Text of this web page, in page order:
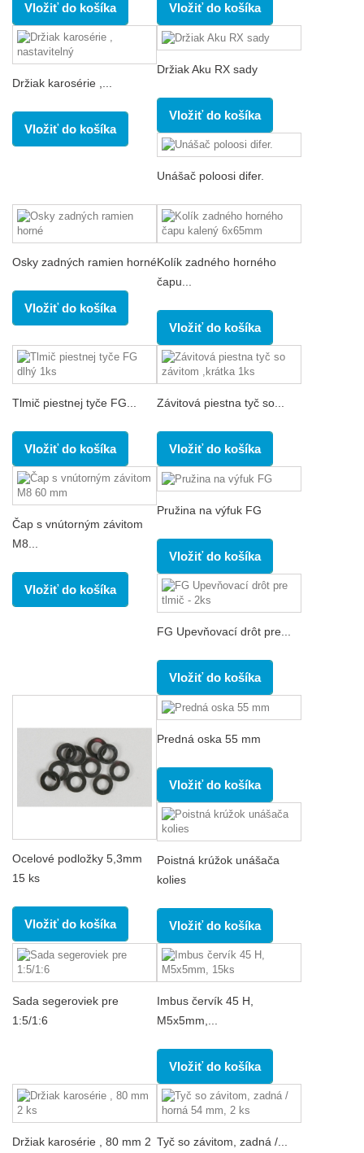
Vložiť do košíka Vložiť do košíka
Držiak karosérie ,...
Vložiť do košíka
Držiak Aku RX sady
Vložiť do košíka
Unášač poloosi difer.
Osky zadných ramien horné
Vložiť do košíka
Kolík zadného horného
čapu...
Vložiť do košíka
Tlmič piestnej tyče FG...
Vložiť do košíka
Závitová piestna tyč so...
Vložiť do košíka
Čap s vnútorným závitom
M8...
Vložiť do košíka
Pružina na výfuk FG
Vložiť do košíka
FG Upevňovací drôt pre...
Vložiť do košíka
Ocelové podložky 5,3mm
15 ks
Vložiť do košíka
Predná oska 55 mm
Vložiť do košíka
Poistná krúžok unášača
kolies
Vložiť do košíka
Sada segeroviek pre
1:5/1:6
Imbus červík 45 H,
M5x5mm,...
Vložiť do košíka
Držiak karosérie , 80 mm 2 Tyč so závitom, zadná /...